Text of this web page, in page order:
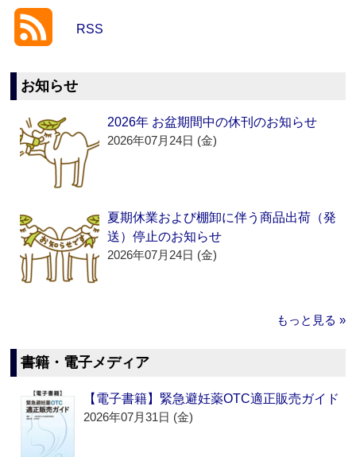
RSS
お知らせ
2026年 お盆期間中の休刊のお知らせ
2026年07月24日 (金)
夏期休業および棚卸に伴う商品出荷（発
送）停止のお知らせ
2026年07月24日 (金)
もっと見る »
書籍・電子メディア
【電子書籍】緊急避妊薬OTC適正販売ガイド
2026年07月31日 (金)